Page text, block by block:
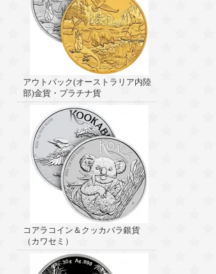
アウトバック(オーストラリア内陸
部)金貨・プラチナ貨
コアラコイン＆クッカバラ銀貨
（カワセミ）